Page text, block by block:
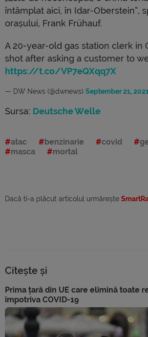
întâmplat aici, în Idar-Oberstein”,
orașului, Frank Frühauf.
A 20-year-old gas station clerk in
shot after asking a customer to
https://t.co/VP7eQXqq7X
— DW News (@dwnews) September 21,
Sursa: Deutsche Welle
atac benzinarie covid
masca
mortal
Dacă ti-a plăcut articolul urmărește
Citește și
Prima țară din UE care elimină toate
împotriva COVID-19